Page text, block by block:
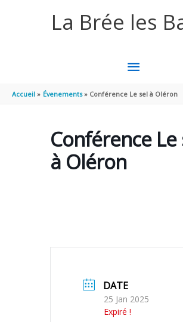
La Brée les
MENU
Accueil Évenements Conférence Le sel à Oléron
Conférence Le
à Oléron
DATE
25 Jan 2025
Expiré !